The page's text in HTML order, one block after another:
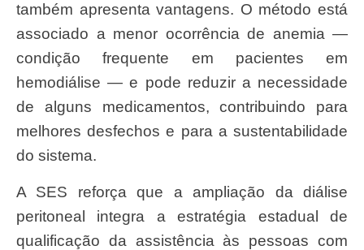
também apresenta vantagens. O método está
associado a menor ocorrência de anemia —
condição frequente em pacientes em
hemodiálise — e pode reduzir a necessidade
de alguns medicamentos, contribuindo para
melhores desfechos e para a sustentabilidade
do sistema.
A SES reforça que a ampliação da diálise
peritoneal integra a estratégia estadual de
qualificação da assistência às pessoas com